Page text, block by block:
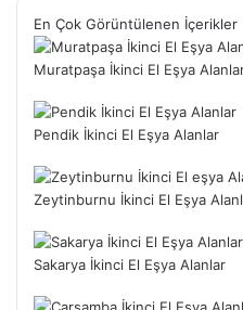
En Çok Görüntülenen İçerikler
Muratpaşa İkinci El Eşya
Pendik İkinci El Eşya Alanlar
Zeytinburnu İkinci El Eşya
Sakarya İkinci El Eşya Alanlar